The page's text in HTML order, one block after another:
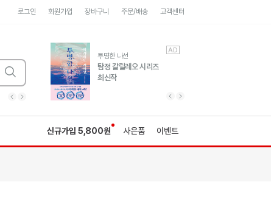
로그인 회원가입 장바구니 주문/배송 고객센터
히가시노게이고 추모 수족관 독하게 돈 공부
유럽 도시 기행3
풍성한 서사와 인문학적
통찰!
AD
투명한 나선
탐정 갈릴레오 시리즈
최신작
AD
신규가입 5,800원 사은품 이벤트